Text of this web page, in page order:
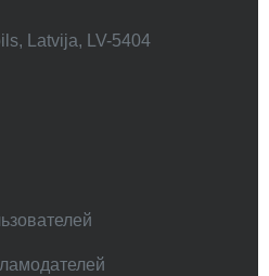
Latvija, LV-5404